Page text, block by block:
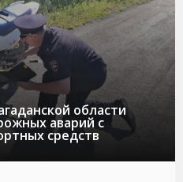
области
аварий с
средств